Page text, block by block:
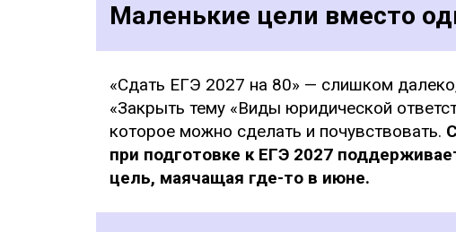
Маленькие цели вместо
«Сдать ЕГЭ 2027 на 80» — слишком
«Закрыть тему «Виды юридической
которое можно сделать и почувствовать.
при подготовке к ЕГЭ 2027
цель, маячащая где-то в июне.